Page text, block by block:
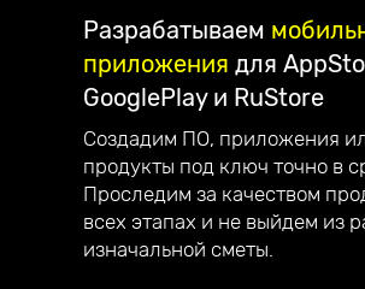
Разрабатываем
приложения для
GooglePlay и RuStore
Создадим ПО, приложения
продукты под ключ точно в
Проследим за качеством
всех этапах и не выйдем из
изначальной сметы.